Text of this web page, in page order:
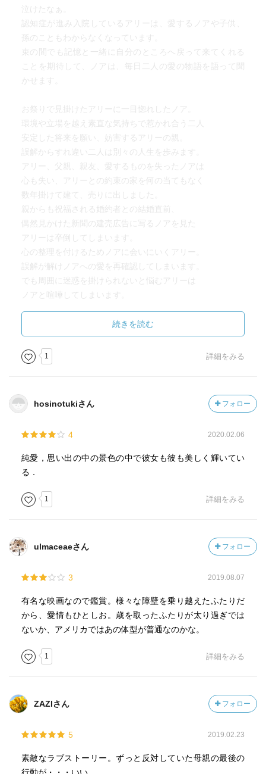
泣けたなぁ。
認知症が進み入院しているアリーは、愛するノアや子供、
孫のこともわからなくなっています。
束の間でも記憶と一緒に自分のところへ戻って来てくれる
ことを期待して、ノアは、毎日二人の愛の物語を語って聞
かせます。
お祭りで見掛けたアリーに一目惚れしたノア。
環境や立場を越え素直な気持ちで惹かれ合う二人
安定した将来を願い、妨害するアリーの親。
誤解からすれ違い二人は別々の人生を歩みます。
アリー、父親、親友、愛するものを失ったノアは
心も失い、アリーとの約束の家を何の当てもなく
数年掛けて建て、売りに出しました。
親からも祝福される婚約者との結婚直前、
偶然見かけた新聞の建売広告に写るノアを見た
アリーは卒倒してしまいます。
心の整理を付けるためノアに会いにいくアリー。
誤解が解けノアへの愛を再確認してしまいます。
でも周囲に迷惑を掛けられないと悩むアリーは
ノアと喧嘩してしまいます。
「喧嘩までして一緒に居る必要ある？」
「いつもそうだった。これが俺達だ。
君は俺を偉そうだとけなし、
俺は君をムカつく女だという。
お互い努力しないとやっていけない。
でも君といられるなら努力する。
君と一緒にいたいから。お願いだ、アリー。
未来を想像してみて。
俺は一人で耐えていける。
だが楽な方を選ぶな。」
「周りの奴の気持ちは考えるな。
俺は奴のことも君の親がどう思うかも忘れる。
アリーは喧嘩したまま婚約者のもとへ帰ります。
そして幸せに暮らしました・・・。
他人の物語と思って聞いていた老アリー。
？そうよ！そうだった・・・。」
婚約者に別れを告げノアのもとへ戻った記憶を思い出した
「はっきり思い出した・・・
その二人は・・・私たちね！私たちよ（泣）」
アリーが戻って来て、良かったね、ノア。
愛されていること感じられ良かったね、アリー。
続きを読む
1 詳細をみる
hosinotukiさん フォロー
4 2020.02.06
純愛，思い出の中の景色の中で彼女も彼も美しく輝いてい
る．
1 詳細をみる
ulmaceaeさん フォロー
3 2019.08.07
有名な映画なので鑑賞。様々な障壁を乗り越えたふたりだ
から、愛情もひとしお。歳を取ったふたりが太り過ぎでは
ないか、アメリカではあの体型が普通なのかな。
1 詳細をみる
ZAZIさん フォロー
5 2019.02.23
素敵なラブストーリー。ずっと反対していた母親の最後の